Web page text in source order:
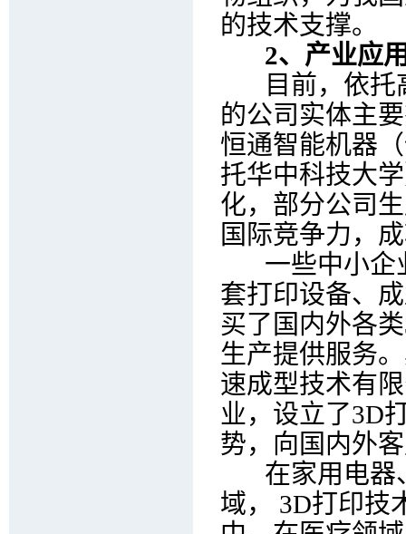
的技术支撑。
2、产业应
目前，依托
的公司实体主
恒通智能机器
托华中科技大
化，部分公司
国际竞争力，
一些中小企
套打印设备、
买了国内外各
生产提供服务
速成型技术有
业，设立了3D
势，向国内外
在家用电器
域， 3D打印技